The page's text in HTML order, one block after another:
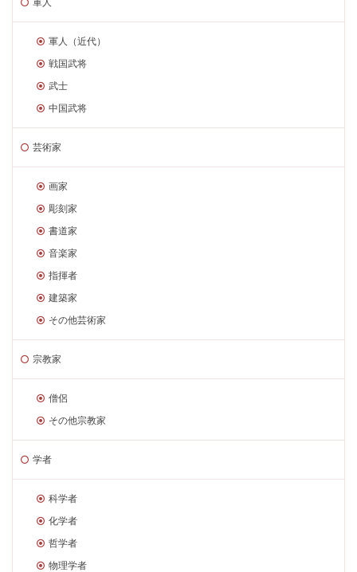
軍人（近代）
戦国武将
武士
中国武将
芸術家
画家
彫刻家
書道家
音楽家
指揮者
建築家
その他芸術家
宗教家
僧侶
その他宗教家
学者
科学者
化学者
哲学者
物理学者